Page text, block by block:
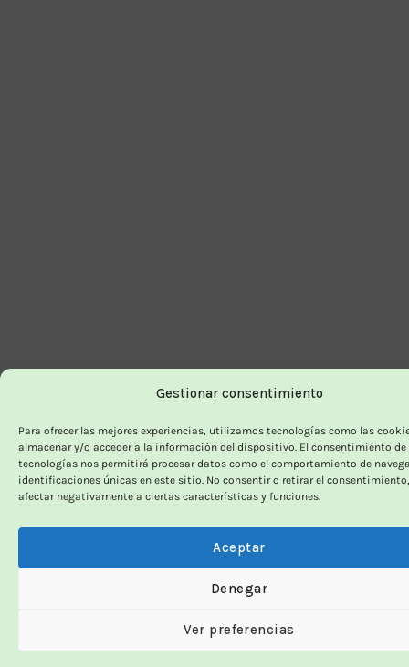
Gestionar consentimiento
Para ofrecer las mejores experiencias, utilizamos tecnologías como las
almacenar y/o acceder a la información del dispositivo. El consentimiento de
tecnologías nos permitirá procesar datos como el comportamiento de
identificaciones únicas en este sitio. No consentir o retirar el
afectar negativamente a ciertas características y funciones.
Aceptar
Denegar
Ver preferencias